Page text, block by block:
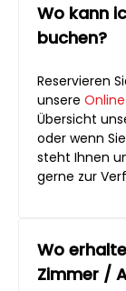
Wo kann
buchen?
Reservieren
unsere
Übersicht
oder wenn
steht Ihnen
gerne zur
Wo
Zimmer /